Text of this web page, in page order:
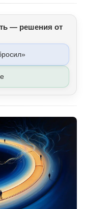
— решения от